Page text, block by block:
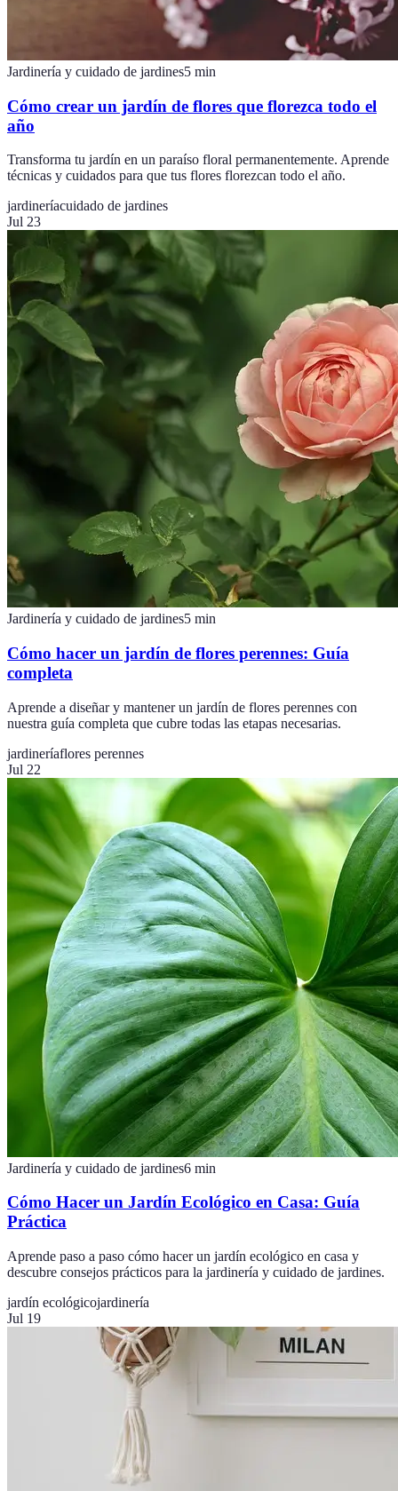
Jardinería y cuidado de jardines5 min
Cómo crear un jardín de flores que florezca todo el
año
Transforma tu jardín en un paraíso floral permanentemente. Aprende
técnicas y cuidados para que tus flores florezcan todo el año.
jardineríacuidado de jardines
Jul 23
Jardinería y cuidado de jardines5 min
Cómo hacer un jardín de flores perennes: Guía
completa
Aprende a diseñar y mantener un jardín de flores perennes con
nuestra guía completa que cubre todas las etapas necesarias.
jardineríaflores perennes
Jul 22
Jardinería y cuidado de jardines6 min
Cómo Hacer un Jardín Ecológico en Casa: Guía
Práctica
Aprende paso a paso cómo hacer un jardín ecológico en casa y
descubre consejos prácticos para la jardinería y cuidado de jardines.
jardín ecológicojardinería
Jul 19